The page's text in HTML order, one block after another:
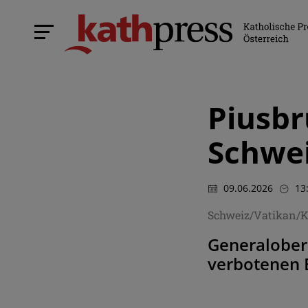
09.06.2026
Schweiz/Vatikan/
verbotenen